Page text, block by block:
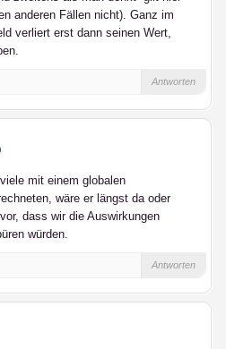
anderen Fällen nicht). Ganz im
verliert erst dann seinen Wert,
Antworten
mit einem globalen
wäre er längst da oder
dass wir die Auswirkungen
würden.
Antworten